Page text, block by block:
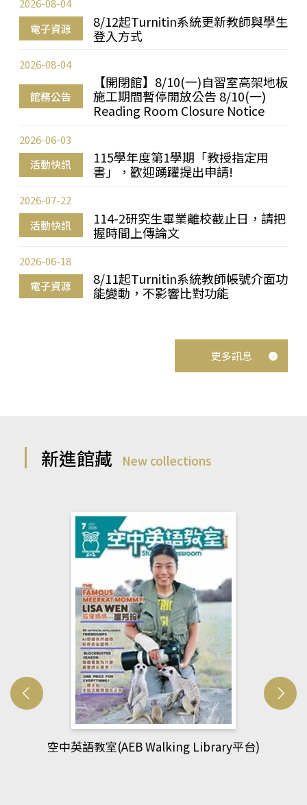
電子資源
8/12起Turnitin系統更新教師與學生
登入方式
2026-08-04
館務公告
【開閉館】8/10(一)自習室高架地板
施工期間暫停開放公告 8/10(一)
Reading Room Closure Notice
2026-08-04
活動快訊
115學年度第1學期「教授指定用
書」，歡迎踴躍提出申請!
2026-06-03
活動快訊
114-2研究生畢業離校截止日，請把
握時間上傳論文
2026-07-22
電子資源
8/11起Turnitin系統教師帳號介面功
能變動，不影響比對功能
2026-06-18
更多訊息
新進館藏 New collections
網管人(kono平台)